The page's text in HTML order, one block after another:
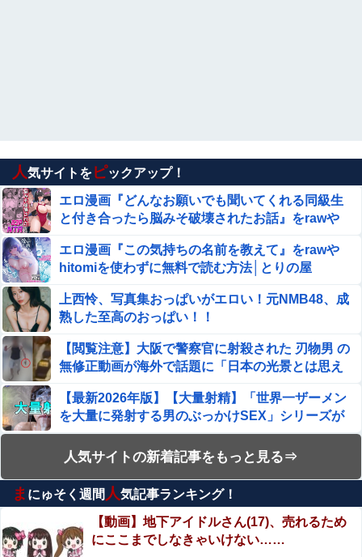
【悲報】最近の漫画出版社、どこの会社もマジでやば
いwwwww
★【ワートリ】今月第261話「遠征選抜試験Ⅱ④」【最新
話コメント用】
【衝撃】大阪府警、ミナミの“ベトナムビル”を家宅捜索し
た結果・・・・・・他
WindowsってCopilotってAI押してるの？必要ないんだけ
ど
中国に上陸する台風13号が絶妙なコースを辿っている！と
話題に、中国の重要都市の上に長々と居座り続けるルート
で……
F1ハンガリーGPのアストンマーチンの改善にパパストロ
ール興奮「工場の男子＆女子の努力のおかげ」
【画像あり】松屋さん、食器の返却のみならず「仕分け」
【朗報】 マツダ、新型CX-5が売れて黒字転換！！
【最新画像】鈴木奈々「今が一番バスト大きい！」下着姿
人気サイトをピックアップ！
エロ漫画『どんなお願いでも聞いてくれる同級生
と付き合ったら脳みそ破壊されたお話』をrawや
エロ漫画『この気持ちの名前を教えて』をrawや
hitomiを使わずに無料で読む方法│とりの屋
上西怜、写真集おっぱいがエロい！元NMB48、成
熟した至高のおっぱい！！
【閲覧注意】大阪で警察官に射殺された 刃物男 の
無修正動画が海外で話題に「日本の光景とは思え
【最新2026年版】【大量射精】「世界一ザーメン
を大量に発射する男のぶっかけSEX」シリーズが
凄すぎてワロタwww
【閲覧注意】陽キャ、洪水が起きた川を渡るチャ
レンジで村全体を沸かせる ⇒ 村人（落ちろ… 落
ちろ… 落ちろ…）
【第4弾】FANZA「50％OFFキャンペーン」開
催！人気の最新作・AVデビュー作品、VR作品が
期間限定セール中！
【動画】よく助けられたな。岐阜の川で外国人が
人気サイトの新着記事をもっと見る⇒
ま にゅそく週間 人気記事ランキング！
【動画】地下アイドルさん(17)、売れるため
にここまでしなきゃいけない……